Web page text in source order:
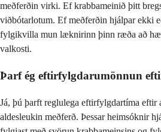
meðferðin virki. Ef krabbameinið þitt
viðbótarlotum. Ef meðferðin hjálpar ekki
fylgikvilla mun læknirinn þinn ræða að
valkosti.
Þarf ég eftirfylgdarumönnun
Já, þú þarft reglulega eftirfylgdartíma eftir
aldesleukin meðferð. Þessar heimsóknir